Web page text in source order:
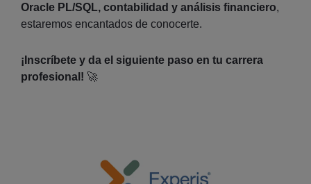
Oracle PL/SQL, contabilidad y análisis financiero,
estaremos encantados de conocerte.
¡Inscríbete y da el siguiente paso en tu carrera
profesional! 🚀